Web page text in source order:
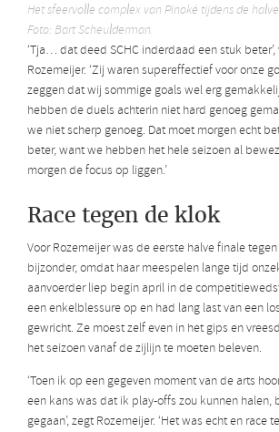
Het sfeervolle complex van Pinoké tijdens de
Foto: Bart Scheulderman.
‘Tja… dat deed SCHC inderdaad een stuk beter’,
Rozemeijer. ‘Zij waren supereffectief voor onze
zeggen dat wij sommige goals wel erg
hebben de duels achterin niet hard genoeg
we niet scherp genoeg. Dat moet morgen echt
beter, want we hebben het hele seizoen al
morgen de focus op liggen.’
Race tegen de klok
Voor Rozemeijer was de eerste halve finale tegen
bijzonder, omdat haar meespelen lange tijd
aanvoerder liep begin april in de
een enkelblessure op en had lang last van een
gewricht. Ze moest zelf even in het gips en
het seizoen vanaf de zijlijn te moeten beleven.
‘Toen ik op een gegeven moment van de arts
een kans was dat ik play-offs zou kunnen halen,
gegaan’, zegt Rozemeijer. ‘Het was echt en race